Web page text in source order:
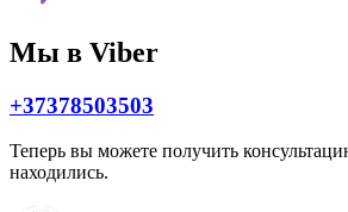
Мы в Viber
+37378503503
Теперь вы можете получить
находились.